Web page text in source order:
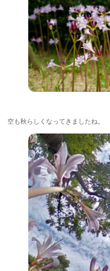
空も秋らしくなってきましたね。